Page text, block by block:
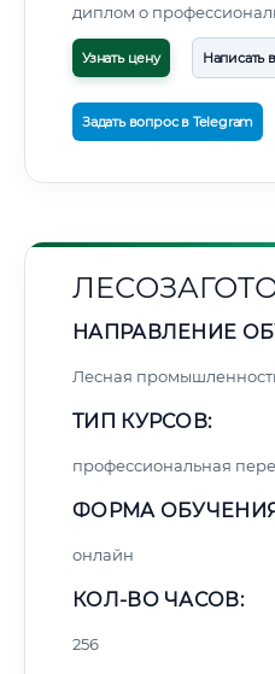
диплом о
Узнать цену Написать
Задать вопрос в Telegram
НАПРАВЛЕНИЕ
Лесная
ТИП КУРСОВ:
профессиональная
ФОРМА
онлайн
КОЛ-ВО ЧАСОВ:
256